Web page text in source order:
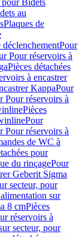
pour Bidets
au
Plaques de
déclenchementPour
Pour réservoirs à
Pièces détachées
à encastrer
KappaPour
Pour réservoirs à
Pièces
Pour
Pour réservoirs à
de WC à
pour
du rinçagePour
Geberit Sigma
secteur, pour
sur
8 cmPièces
réservoirs à
secteur, pour